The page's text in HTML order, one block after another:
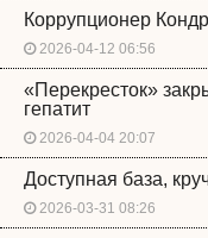
Коррупционер
2026-04-12 06:56
«Перекресток»
гепатит
2026-04-04 20:07
Доступная база,
2026-03-31 08:26